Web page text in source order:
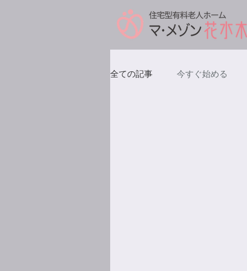
全ての記事 今すぐ始める